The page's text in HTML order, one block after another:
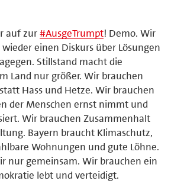
auf zur#AusgeTrumpt! Demo. Wir
einen Diskurs über Lösungen
Stillstand macht die
Land nur größer. Wir brauchen
Hass und Hetze. Wir brauchen
der Menschen ernst nimmt und
Wir brauchen Zusammenhalt
Bayern braucht Klimaschutz,
Wohnungen und gute Löhne.
nur gemeinsam. Wir brauchen ein
lebt und verteidigt.